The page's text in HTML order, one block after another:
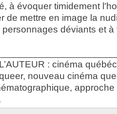
à évoquer timidement
de mettre en image la
déviants et à
: cinéma
nouveau cinéma